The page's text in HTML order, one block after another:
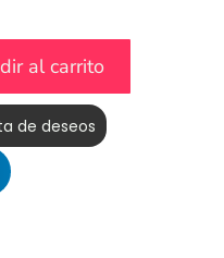
al carrito
de deseos